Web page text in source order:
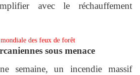
avec le réchauffement
des feux de forêt
sous menace
semaine, un incendie massif